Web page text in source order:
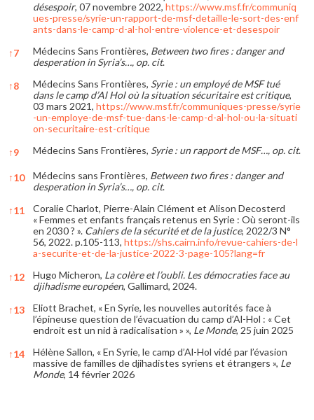
désespoir, 07 novembre 2022, https://www.msf.fr/communiq
ues-presse/syrie-un-rapport-de-msf-detaille-le-sort-des-enf
ants-dans-le-camp-d-al-hol-entre-violence-et-desespoir
↑7 Médecins Sans Frontières, Between two fires : danger and
desperation in Syria’s…, op. cit.
↑8 Médecins Sans Frontières, Syrie : un employé de MSF tué
dans le camp d’Al Hol où la situation sécuritaire est critique,
03 mars 2021, https://www.msf.fr/communiques-presse/syrie
-un-employe-de-msf-tue-dans-le-camp-d-al-hol-ou-la-situati
on-securitaire-est-critique
↑9 Médecins Sans Frontières, Syrie : un rapport de MSF…, op. cit.
↑10 Médecins sans Frontières, Between two fires : danger and
desperation in Syria’s…, op. cit.
↑11
Coralie Charlot, Pierre-Alain Clément et Alison Decosterd
« Femmes et enfants français retenus en Syrie : Où seront-ils
en 2030 ? ». Cahiers de la sécurité et de la justice, 2022/3 N°
56, 2022. p.105-113, https://shs.cairn.info/revue-cahiers-de-l
a-securite-et-de-la-justice-2022-3-page-105?lang=fr
↑12 Hugo Micheron, La colère et l’oubli. Les démocraties face au
djihadisme européen, Gallimard, 2024.
↑13
Eliott Brachet, « En Syrie, les nouvelles autorités face à
l’épineuse question de l’évacuation du camp d’Al-Hol : « Cet
endroit est un nid à radicalisation » », Le Monde, 25 juin 2025
↑14
Hélène Sallon, « En Syrie, le camp d’Al-Hol vidé par l’évasion
massive de familles de djihadistes syriens et étrangers », Le
Monde, 14 février 2026